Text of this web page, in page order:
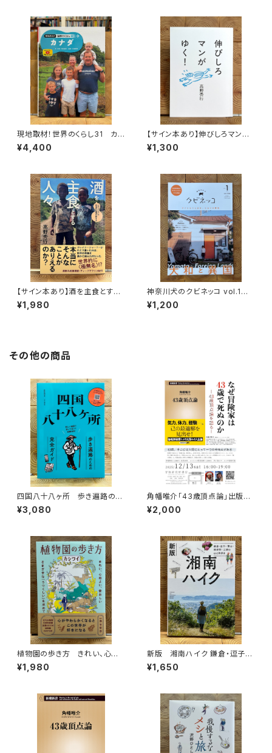
現地取材！世界のくらし31 カナ
ダ
¥4,400
【サイン本あり】伸びしろマンが
ゆく！
¥1,300
【サイン本あり】酒を主食とする
人々 エチオピアの科学的秘境
を旅する
¥1,980
神奈川犬のクビネッコ vol.1
特集：大和と異国
¥1,200
その他の商品
四国八十八ヶ所 歩き遍路のた
めの完全ガイド
¥3,080
角幡唯介「43歳頂点論」出版記
念トークイベント録画視聴権
¥2,000
植物園の歩き方 きれい、心地
よい、愛おしい さまざまな「うつ
くしい」を求めて
¥1,980
新版 湘南ハイク 鎌倉・逗子・
葉山・横須賀・三浦の山と海歩き
¥1,650